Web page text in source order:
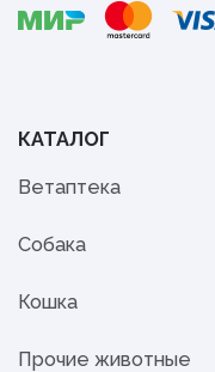
КАТАЛОГ
Ветаптека
Собака
Кошка
Прочие животные